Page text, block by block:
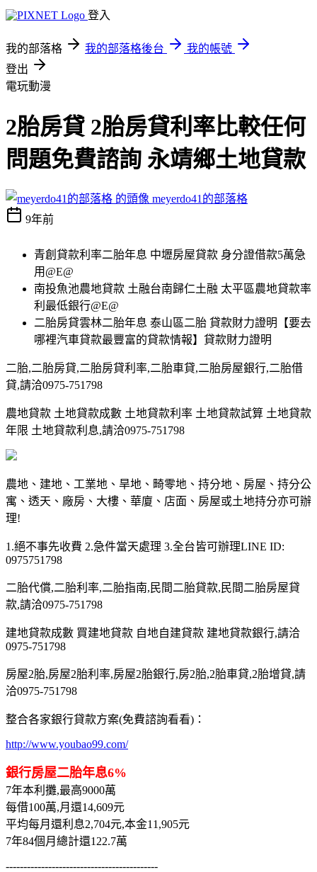
登入
我的部落格 我的部落格後台
我的帳號
登出
電玩動漫
2胎房貸 2胎房貸利率比較任何
問題免費諮詢 永靖鄉土地貸款
meyerdo41的部落格
9年前
青創貸款利率二胎年息 中壢房屋貸款 身分證借款5萬急
用@E@
南投魚池農地貸款 土融台南歸仁土融 太平區農地貸款率
利最低銀行@E@
二胎房貸雲林二胎年息 泰山區二胎 貸款財力證明【要去
哪裡汽車貸款最豐富的貸款情報】貸款財力證明
二胎,二胎房貸,二胎房貸利率,二胎車貸,二胎房屋銀行,二胎借
貸,請洽0975-751798
農地貸款 土地貸款成數 土地貸款利率 土地貸款試算 土地貸款
年限 土地貸款利息,請洽0975-751798
農地、建地、工業地、旱地、畸零地、持分地、房屋、持分公
寓、透天、廠房、大樓、華廈、店面、房屋或土地持分亦可辦
理!
1.絕不事先收費 2.急件當天處理 3.全台皆可辦理LINE ID:
0975751798
二胎代償,二胎利率,二胎指南,民間二胎貸款,民間二胎房屋貸
款,請洽0975-751798
建地貸款成數 買建地貸款 自地自建貸款 建地貸款銀行,請洽
0975-751798
房屋2胎,房屋2胎利率,房屋2胎銀行,房2胎,2胎車貸,2胎增貸,請
洽0975-751798
整合各家銀行貸款方案(免費諮詢看看)：
http://www.youbao99.com/
銀行房屋二胎年息6%
7年本利攤,最高9000萬
每借100萬,月還14,609元
平均每月還利息2,704元,本金11,905元
7年84個月總計還122.7萬
-------------------------------------------